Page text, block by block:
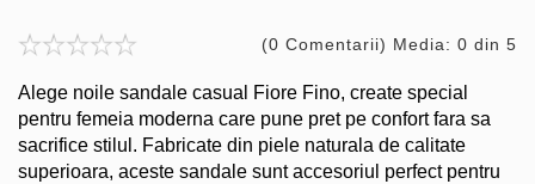
(0 Comentarii) Media: 0 din 5
Alege noile sandale casual Fiore Fino, create special
pentru femeia moderna care pune pret pe confort fara sa
sacrifice stilul. Fabricate din piele naturala de calitate
superioara, aceste sandale sunt accesoriul perfect pentru